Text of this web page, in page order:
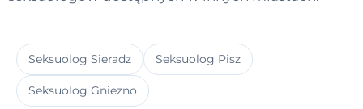
Seksuolog Sieradz Seksuolog Pisz
Seksuolog Gniezno